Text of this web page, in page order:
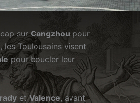
surCangzhoupour
les Toulousains visent
pour boucler leur
etValence, avant